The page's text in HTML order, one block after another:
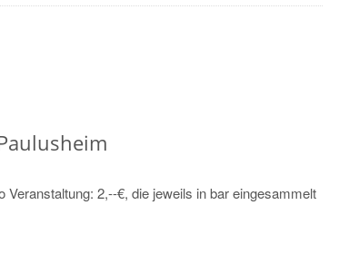
Veranstaltung: 2,--€, die jeweils in bar eingesammelt